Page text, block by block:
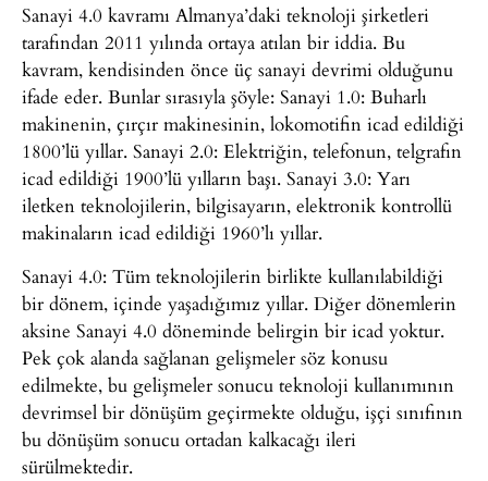
Sanayi 4.0 kavramı Almanya’daki teknoloji şirketleri
tarafından 2011 yılında ortaya atılan bir iddia. Bu
kavram, kendisinden önce üç sanayi devrimi olduğunu
ifade eder. Bunlar sırasıyla şöyle: Sanayi 1.0: Buharlı
makinenin, çırçır makinesinin, lokomotifin icad edildiği
1800’lü yıllar. Sanayi 2.0: Elektriğin, telefonun, telgrafın
icad edildiği 1900’lü yılların başı. Sanayi 3.0: Yarı
iletken teknolojilerin, bilgisayarın, elektronik kontrollü
makinaların icad edildiği 1960’lı yıllar.
Sanayi 4.0: Tüm teknolojilerin birlikte kullanılabildiği
bir dönem, içinde yaşadığımız yıllar. Diğer dönemlerin
aksine Sanayi 4.0 döneminde belirgin bir icad yoktur.
Pek çok alanda sağlanan gelişmeler söz konusu
edilmekte, bu gelişmeler sonucu teknoloji kullanımının
devrimsel bir dönüşüm geçirmekte olduğu, işçi sınıfının
bu dönüşüm sonucu ortadan kalkacağı ileri
sürülmektedir.